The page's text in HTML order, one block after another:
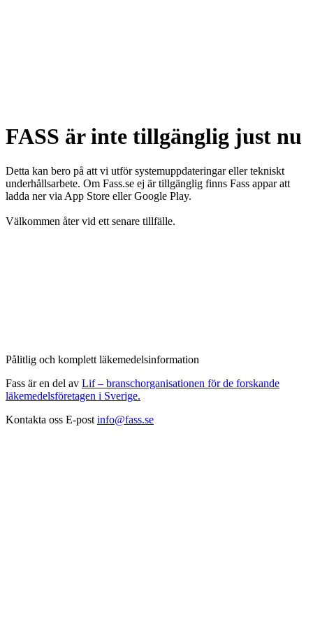
FASS är inte tillgänglig just nu
Detta kan bero på att vi utför systemuppdateringar eller tekniskt
underhållsarbete. Om Fass.se ej är tillgänglig finns Fass appar att
ladda ner via App Store eller Google Play.
Välkommen åter vid ett senare tillfälle.
Pålitlig och komplett läkemedelsinformation
Fass är en del av Lif – branschorganisationen för de forskande
läkemedelsföretagen i Sverige.
Kontakta oss E-post info@fass.se